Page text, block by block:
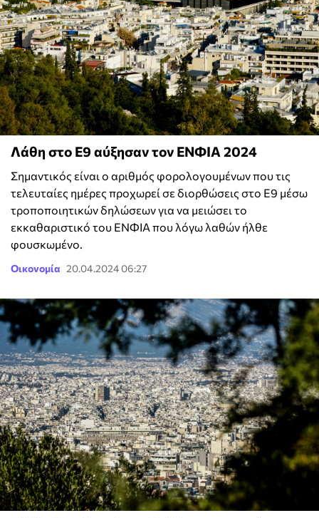
Λάθη στο Ε9 αύξησαν τον ΕΝΦΙΑ 2024
Σημαντικός είναι ο αριθμός φορολογουμένων που τις
τελευταίες ημέρες προχωρεί σε διορθώσεις στο Ε9 μέσω
τροποποιητικών δηλώσεων για να μειώσει το
εκκαθαριστικό του ΕΝΦΙΑ που λόγω λαθών ήλθε
φουσκωμένο.
Οικονομία 20.04.2024 06:27